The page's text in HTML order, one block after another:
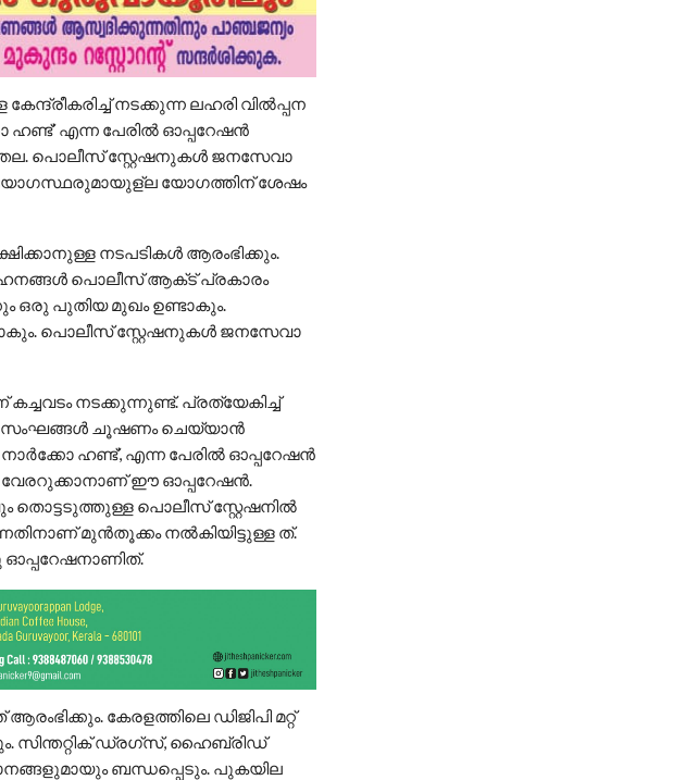
നടക്കുന്ന ലഹരി വിൽപ്പന
ഹണ്ട്’ എന്ന പേരിൽ ഓപ്പറേഷൻ
പൊലീസ് സ്റ്റേഷനുകൾ ജനസേവാ
യോഗത്തിന് ശേഷം
നടപടികൾ ആരംഭിക്കും.
പൊലീസ് ആക്‌ട് പ്രകാരം
ഒരു പുതിയ മുഖം ഉണ്ടാകും.
പൊലീസ് സ്റ്റേഷനുകൾ ജനസേവാ
നടക്കുന്നുണ്ട്. പ്രത്യേകിച്ച്
സംഘങ്ങൾ ചൂഷണം ചെയ്യാൻ
ഹണ്ട്’, എന്ന പേരിൽ ഓപ്പറേഷൻ
വേരറുക്കാനാണ് ഈ ഓപ്പറേഷൻ.
പൊലീസ് സ്റ്റേഷനിൽ
മുൻതൂക്കം നൽകിയിട്ടുള്ള ത്.
ഓപ്പറേഷനാണിത്.
കേരളത്തിലെ ഡിജിപി മറ്റ്
സിന്തറ്റിക് ഡ്രഗ്സ്, ഹൈബ്രിഡ്
ബന്ധപ്പെടും. പുകയില